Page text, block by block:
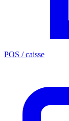
POS / caisse